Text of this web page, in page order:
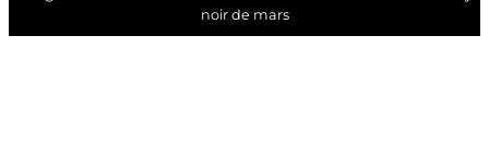
noir de mars